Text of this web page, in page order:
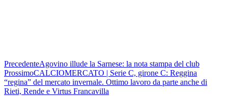
PrecedenteAgovino illude la Sarnese: la nota stampa del club
ProssimoCALCIOMERCATO | Serie C, girone C: Reggina
“regina” del mercato invernale. Ottimo lavoro da parte anche di
Rieti, Rende e Virtus Francavilla